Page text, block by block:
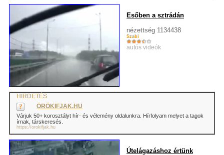
Esőben a sztrádán
nézettség 1134438
Szabi
autós videók
HIRDETÉS
ÖRÖKIFJAK.HU
Várjuk 50+ korosztályt hír- és vélemény oldalunkra. Hírfolyam melyet a tagok
írnak, társkeresés.
https://orokifjak.hu
Útelágazáshoz értünk